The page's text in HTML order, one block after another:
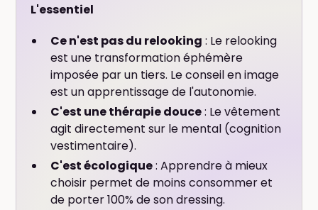
L'essentiel
Ce n'est pas du relooking : Le relooking
est une transformation éphémère
imposée par un tiers. Le conseil en image
est un apprentissage de l'autonomie.
C'est une thérapie douce: Le vêtement
agit directement sur le mental (cognition
vestimentaire).
C'est écologique: Apprendre à mieux
choisir permet de moins consommer et
de porter 100% de son dressing.